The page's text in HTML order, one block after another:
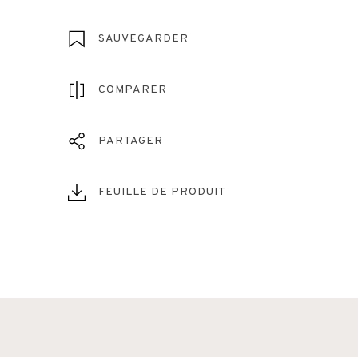
SAUVEGARDER
COMPARER
PARTAGER
FEUILLE DE PRODUIT